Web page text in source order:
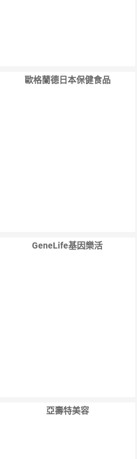
歐格蘭德日本保健食品
GeneLife基因樂活
亞壽特美容